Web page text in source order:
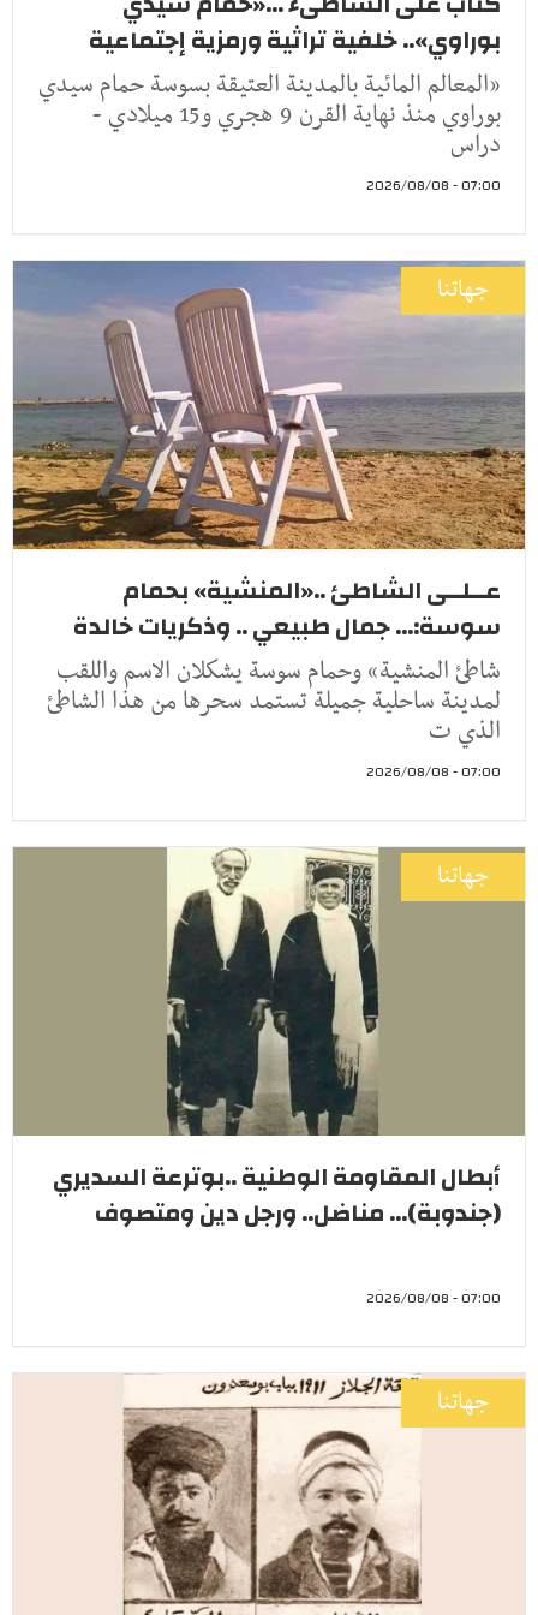
بوراوي».. خلفية تراثية ورمزية إجتماعية
«المعالم المائية بالمدينة العتيقة بسوسة حمام سيدي
بوراوي منذ نهاية القرن 9 هجري و15 ميلادي -
دراس
07:00 - 2026/08/08
جهاتنا
عــلــى الشاطئ ..«المنشية» بحمام
سوسة:... جمال طبيعي .. وذكريات خالدة
شاطئ المنشية» وحمام سوسة يشكلان الاسم واللقب
لمدينة ساحلية جميلة تستمد سحرها من هذا الشاطئ
الذي ت
07:00 - 2026/08/08
جهاتنا
أبطال المقاومة الوطنية ..بوترعة السديري
(جندوبة)... مناضل.. ورجل دين ومتصوف
07:00 - 2026/08/08
جهاتنا